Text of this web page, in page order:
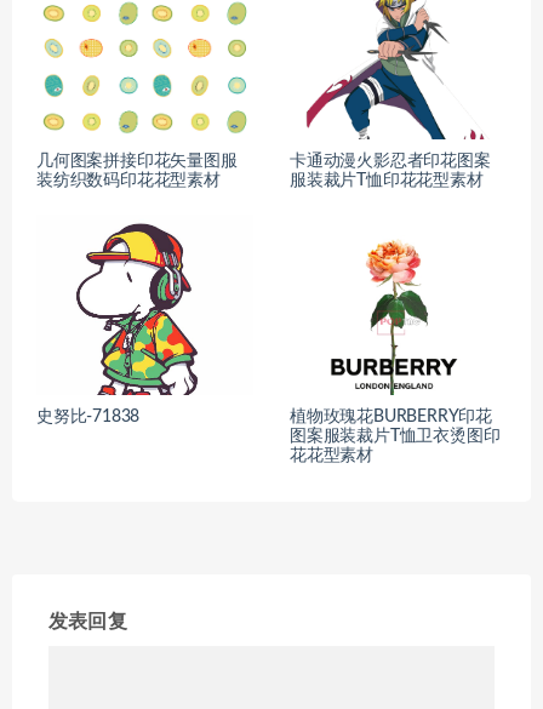
几何图案拼接印花矢量图服
装纺织数码印花花型素材
卡通动漫火影忍者印花图案
服装裁片T恤印花花型素材
史努比-71838
植物玫瑰花BURBERRY印花
图案服装裁片T恤卫衣烫图印
花花型素材
发表回复